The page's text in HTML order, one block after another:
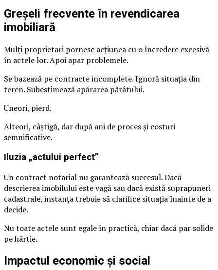
Greșeli frecvente în revendicarea
imobiliară
Mulți proprietari pornesc acțiunea cu o încredere excesivă
în actele lor. Apoi apar problemele.
Se bazează pe contracte incomplete. Ignoră situația din
teren. Subestimează apărarea pârâtului.
Uneori, pierd.
Alteori, câștigă, dar după ani de proces și costuri
semnificative.
Iluzia „actului perfect”
Un contract notarial nu garantează succesul. Dacă
descrierea imobilului este vagă sau dacă există suprapuneri
cadastrale, instanța trebuie să clarifice situația înainte de a
decide.
Nu toate actele sunt egale în practică, chiar dacă par solide
pe hârtie.
Impactul economic și social